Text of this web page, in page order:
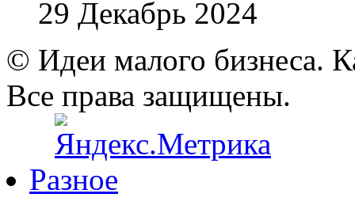
29 Декабрь 2024
© Идеи малого бизнеса.
Все права защищены.
Разное